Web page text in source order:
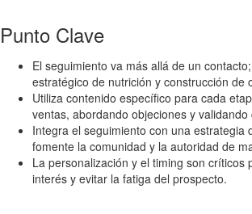
Punto Clave
El seguimiento va más allá de un
estratégico de nutrición y construcción de
Utiliza contenido específico para cada
ventas, abordando objeciones y validando
Integra el seguimiento con una estrategia
fomente la comunidad y la autoridad de
La personalización y el timing son críticos
interés y evitar la fatiga del prospecto.